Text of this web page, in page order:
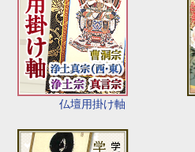
仏壇用掛け軸